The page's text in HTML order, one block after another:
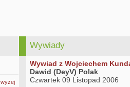
wyżej
Wywiady
Wywiad z Wojciechem
Dawid (DeyV) Polak
Czwartek 09 Listopad 2006